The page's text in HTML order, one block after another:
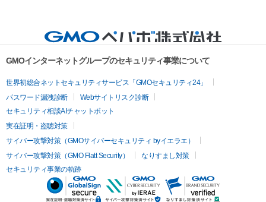
GMOインターネットグループのセキュリティ事業について
世界初総合ネットセキュリティサービス「GMOセキュリティ24」
パスワード漏洩診断
Webサイトリスク診断
セキュリティ相談AIチャットボット
実在証明・盗聴対策
サイバー攻撃対策（GMOサイバーセキュリティ byイエラエ）
サイバー攻撃対策（GMO Flatt Security）
なりすまし対策
セキュリティ事業の軌跡